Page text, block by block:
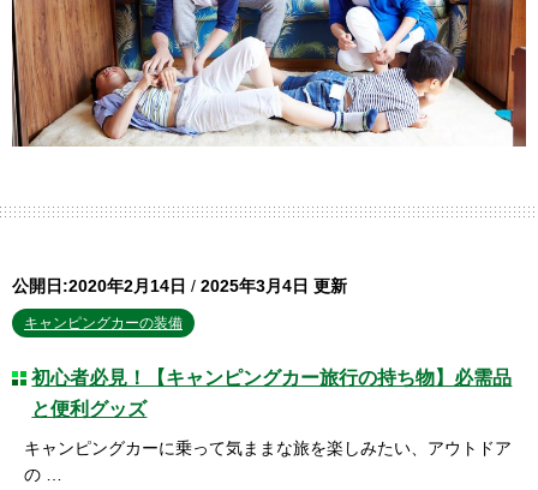
公開日:2020年2月14日 / 2025年3月4日 更新
キャンピングカーの装備
初心者必見！【キャンピングカー旅行の持ち物】必需品
と便利グッズ
キャンピングカーに乗って気ままな旅を楽しみたい、アウトドア
の …